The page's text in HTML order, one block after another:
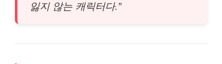
잃지 않는 캐릭터다.”